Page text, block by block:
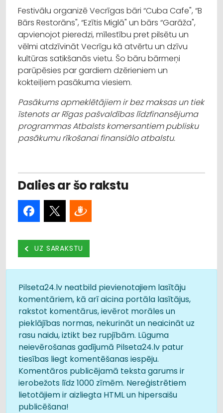
Festivālu organizē Vecrīgas bāri “Cuba Cafe", “B
Bārs Restorāns", “Ezītis Miglā" un bārs “Garāža",
apvienojot pieredzi, mīlestību pret pilsētu un
vēlmi atdzīvināt Vecrīgu kā atvērtu un dzīvu
kultūras satikšanās vietu. Šo bāru bārmeņi
parūpēsies par gardiem dzērieniem un
kokteiļiem pasākuma viesiem.
Pasākums apmeklētājiem ir bez maksas un tiek
īstenots ar Rīgas pašvaldības līdzfinansējuma
programmas Atbalsts komersantiem publisku
pasākumu rīkošanai finansiālo atbalstu.
Dalies ar šo rakstu
UZ SARAKSTU
Pilseta24.lv neatbild pievienotajiem lasītāju
komentāriem, kā arī aicina portāla lasītājus,
rakstot komentārus, ievērot morāles un
pieklājības normas, nekurināt un neaicināt uz
rasu naidu, iztikt bez rupjībām. Lūguma
neievērošanas gadījumā Pilseta24.lv patur
tiesības liegt komentēšanas iespēju.
Komentāros publicējamā teksta garums ir
ierobežots līdz 1000 zīmēm. Nereģistrētiem
lietotājiem ir aizliegta HTML un hipersaišu
publicēšana!